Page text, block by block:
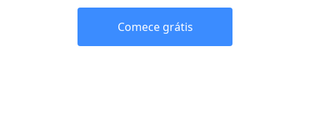
Comece grátis